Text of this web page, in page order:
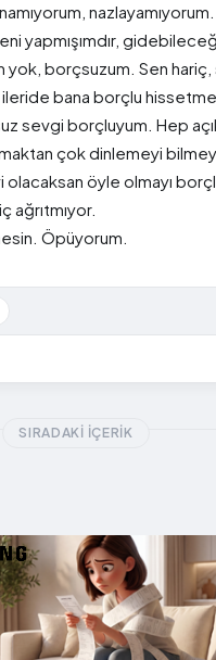
yapmışımdır,
borçsuzum. Sen hariç,
bana borçlu
sevgi borçluyum. Hep
çok dinlemeyi
olacaksan öyle olmayı
ağrıtmıyor.
Öpüyorum.
SIRADAKI İÇERIK